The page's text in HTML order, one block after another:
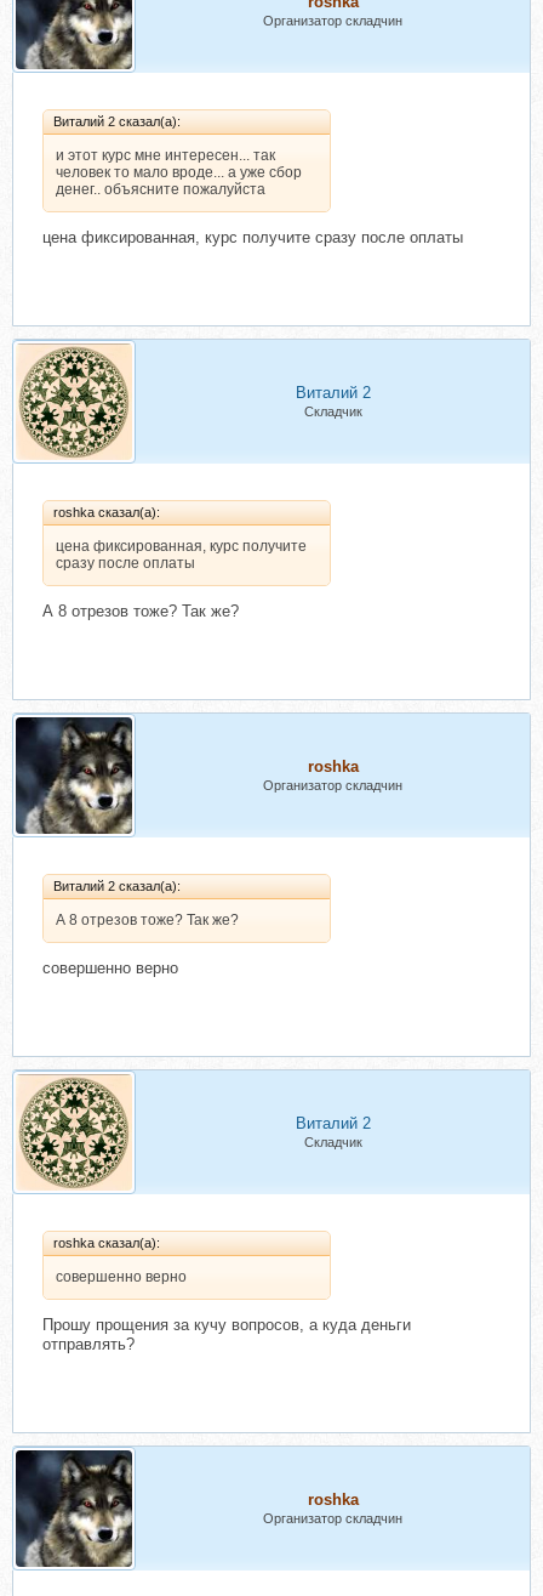
Организатор складчин
Виталий 2 сказал(а):
и этот курс мне интересен... так
человек то мало вроде... а уже сбор
денег.. объясните пожалуйста
цена фиксированная, курс получите сразу после оплаты
Виталий 2
Складчик
roshka сказал(а):
цена фиксированная, курс получите
сразу после оплаты
А 8 отрезов тоже? Так же?
roshka
Организатор складчин
Виталий 2 сказал(а):
А 8 отрезов тоже? Так же?
совершенно верно
Виталий 2
Складчик
roshka сказал(а):
совершенно верно
Прошу прощения за кучу вопросов, а куда деньги
отправлять?
roshka
Организатор складчин